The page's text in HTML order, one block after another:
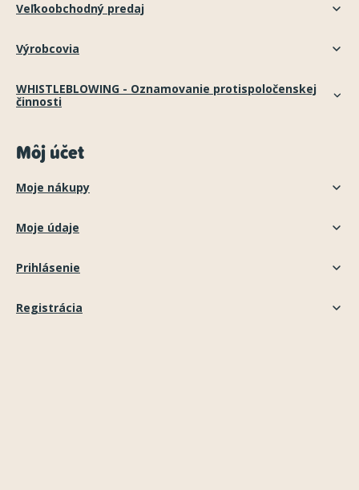
Veľkoobchodný predaj
Výrobcovia
WHISTLEBLOWING - Oznamovanie protispoločenskej
činnosti
Môj účet
Moje nákupy
Moje údaje
Prihlásenie
Registrácia